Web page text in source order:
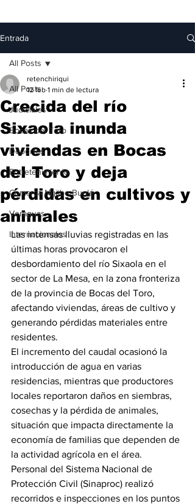
Entrada
All Posts
Judiciales
Bocas del Toro
Deportes
Entretenimiento
Comarca Ngäbe-Buglé
Veraguas
Internacionales
All Posts
Crecida del río
Sixaola inunda
viviendas en Bocas
del Toro y deja
pérdidas en cultivos y
animales
retenchiriqui
12 feb 1 min de lectura
Las intensas lluvias registradas en las
últimas horas provocaron el
desbordamiento del río Sixaola en el
sector de La Mesa, en la zona fronteriza
de la provincia de Bocas del Toro,
afectando viviendas, áreas de cultivo y
generando pérdidas materiales entre
residentes.
El incremento del caudal ocasionó la
introducción de agua en varias
residencias, mientras que productores
locales reportaron daños en siembras,
cosechas y la pérdida de animales,
situación que impacta directamente la
economía de familias que dependen de
la actividad agrícola en el área.
Personal del Sistema Nacional de
Protección Civil (Sinaproc) realizó
recorridos e inspecciones en los puntos